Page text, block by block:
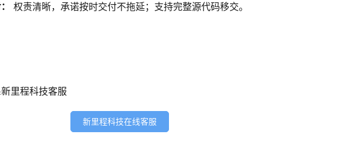
权责清晰，承诺按时交付不拖延；支持完整源代码移交。
里程科技客服
新里程科技在线客服